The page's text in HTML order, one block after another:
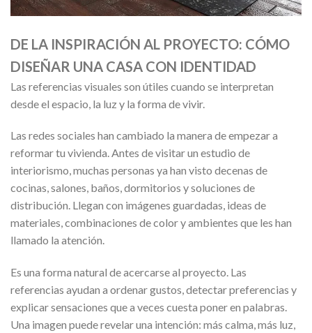
DE LA INSPIRACIÓN AL PROYECTO: CÓMO
DISEÑAR UNA CASA CON IDENTIDAD
Las referencias visuales son útiles cuando se interpretan
desde el espacio, la luz y la forma de vivir.
Las redes sociales han cambiado la manera de empezar a
reformar tu vivienda. Antes de visitar un estudio de
interiorismo, muchas personas ya han visto decenas de
cocinas, salones, baños, dormitorios y soluciones de
distribución. Llegan con imágenes guardadas, ideas de
materiales, combinaciones de color y ambientes que les han
llamado la atención.
Es una forma natural de acercarse al proyecto. Las
referencias ayudan a ordenar gustos, detectar preferencias y
explicar sensaciones que a veces cuesta poner en palabras.
Una imagen puede revelar una intención: más calma, más luz,